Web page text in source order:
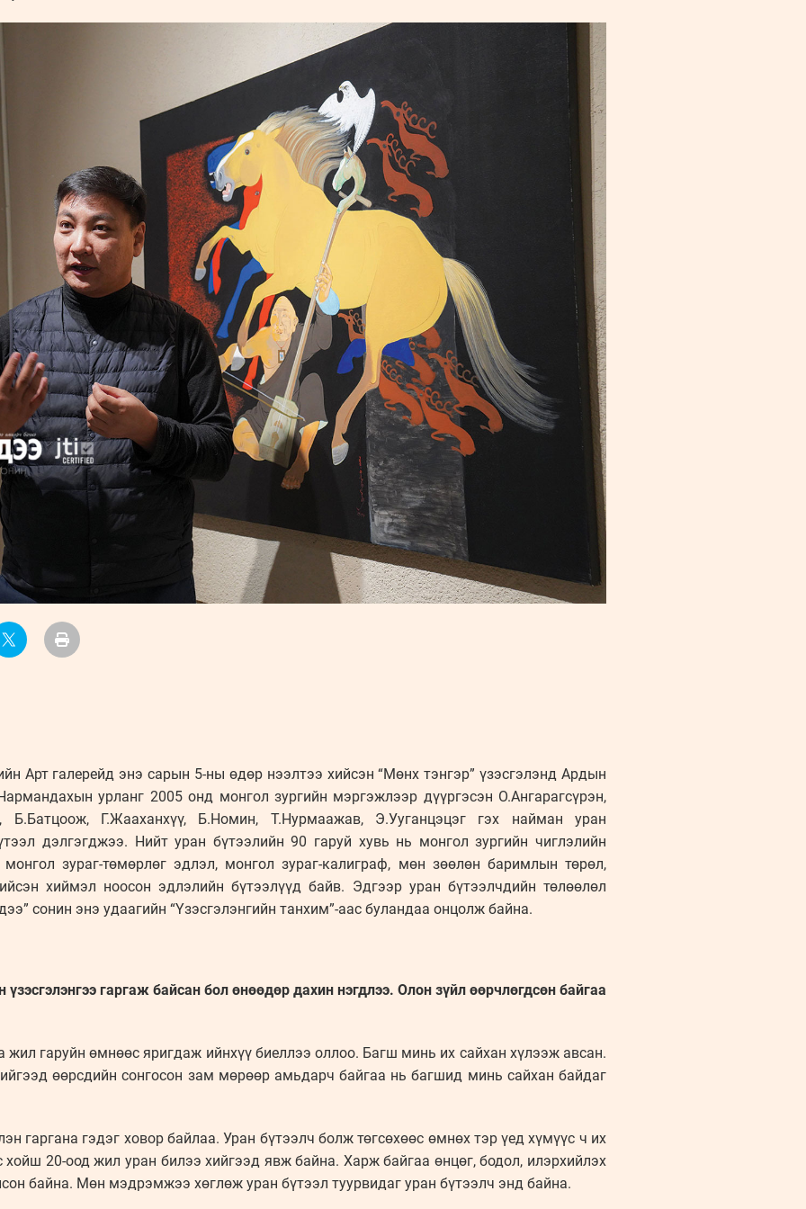
Арт галерейд энэ сарын 5-ны өдөр нээлтээ хийсэн “Мөнх тэнгэр” үзэсгэлэнд Ардын
урланг 2005 онд монгол зургийн мэргэжлээр дүүргэсэн О.Ангарагсүрэн,
Б.Батцоож, Г.Жааханхүү, Б.Номин, Т.Нурмаажав, Э.Ууганцэцэг гэх найман уран
дэлгэгджээ. Нийт уран бүтээлийн 90 гаруй хувь нь монгол зургийн чиглэлийн
зураг-төмөрлөг эдлэл, монгол зураг-калиграф, мөн зөөлөн баримлын төрөл,
хиймэл ноосон эдлэлийн бүтээлүүд байв. Эдгээр уран бүтээлчдийн төлөөлөл
сонин энэ удаагийн “Үзэсгэлэнгийн танхим”-аас буландаа онцолж байна.
гаргаж байсан бол өнөөдөр дахин нэгдлээ. Олон зүйл өөрчлөгдсөн байгаа
жил гаруйн өмнөөс яригдаж ийнхүү биеллээ оллоо. Багш минь их сайхан хүлээж авсан.
өөрсдийн сонгосон зам мөрөөр амьдарч байгаа нь багшид минь сайхан байдаг
гаргана гэдэг ховор байлаа. Уран бүтээлч болж төгсөхөөс өмнөх тэр үед хүмүүс ч их
хойш 20-оод жил уран билээ хийгээд явж байна. Харж байгаа өнцөг, бодол, илэрхийлэх
байна. Мөн мэдрэмжээ хөглөж уран бүтээл туурвидаг уран бүтээлч энд байна.